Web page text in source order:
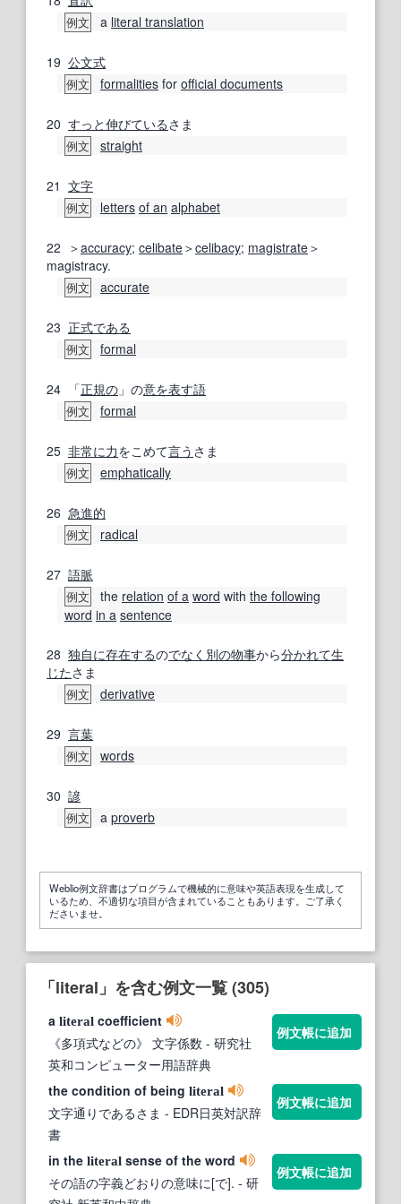
例文 a literal translation
19 公文式
例文 formalities for official documents
20 すっと伸びているさま
例文 straight
21 文字
例文 letters of an alphabet
22 ＞accuracy; celibate＞celibacy; magistrate＞
magistracy.
例文 accurate
23 正式である
例文 formal
24 「正規の 」の意を表す語
例文 formal
25 非常に力をこめて言う さま
例文 emphatically
26 急進的
例文 radical
27 語脈
例文 the relation of a word with the following
word in a sentence
28 独自に存在するのでなく 別の物事から分かれて生
じたさま
例文 derivative
29 言葉
例文 words
30 諺
例文 a proverb
Weblio例文辞書はプログラムで機械的に意味や英語表現を生成して
いるため、不適切な項目が含まれていることもあります。ご了承く
ださいませ。
「literal」を含む例文一覧 (305)
a literal coefficient
《多項式などの》 文字係数 - 研究社
英和コンピューター用語辞典
例文帳に追加
the condition of being literal
文字通りであるさま - EDR日英対訳辞
書
例文帳に追加
in the literal sense of the word
その語の字義どおりの意味に[で]. - 研
例文帳に追加